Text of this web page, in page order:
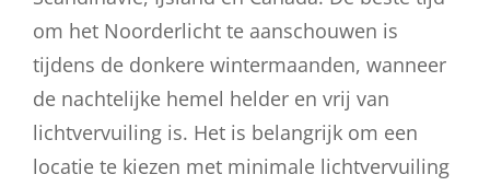
om het Noorderlicht te aanschouwen is
tijdens de donkere wintermaanden, wanneer
de nachtelijke hemel helder en vrij van
lichtvervuiling is. Het is belangrijk om een
locatie te kiezen met minimale lichtvervuiling